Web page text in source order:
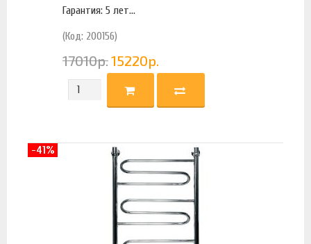
Гарантия: 5 лет...
(Код: 200156)
17010р.15220р.
-41%